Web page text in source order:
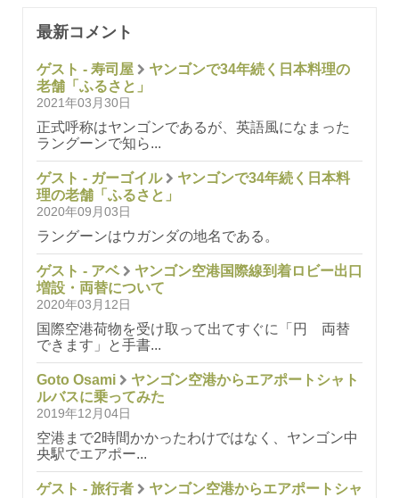
最新コメント
ゲスト - 寿司屋
ヤンゴンで34年続く日本料理の
老舗「ふるさと」
2021年03月30日
正式呼称はヤンゴンであるが、英語風になまった
ラングーンで知ら...
ゲスト - ガーゴイル
ヤンゴンで34年続く日本料
理の老舗「ふるさと」
2020年09月03日
ラングーンはウガンダの地名である。
ゲスト - アベ
ヤンゴン空港国際線到着ロビー出口
増設・両替について
2020年03月12日
国際空港荷物を受け取って出てすぐに「円 両替
できます」と手書...
Goto Osami
ヤンゴン空港からエアポートシャト
ルバスに乗ってみた
2019年12月04日
空港まで2時間かかったわけではなく、ヤンゴン中
央駅でエアポー...
ゲスト - 旅行者
ヤンゴン空港からエアポートシャ